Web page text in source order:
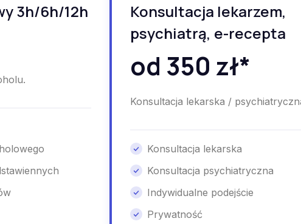
3h/6h/12h
Konsultacja lekarzem,
psychiatrą, e-recepta
od 350 zł*
Konsultacja lekarska /
Konsultacja lekarska
Konsultacja psychiatryczna
Indywidualne podejście
Prywatność